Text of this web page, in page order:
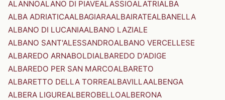
ALANNOALANO DI PIAVEALASSIOALATRIALBA
ALBA ADRIATICAALBAGIARAALBAIRATEALBANELLA
ALBANO DI LUCANIAALBANO LAZIALE
ALBANO SANT'ALESSANDROALBANO VERCELLESE
ALBAREDO ARNABOLDIALBAREDO D'ADIGE
ALBAREDO PER SAN MARCOALBARETO
ALBARETTO DELLA TORREALBAVILLAALBENGA
ALBERA LIGUREALBEROBELLOALBERONA